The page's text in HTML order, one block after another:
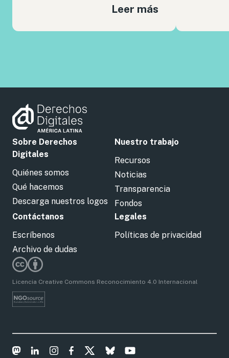
Leer más
Sobre Derechos
Digitales
Quiénes somos
Qué hacemos
Descarga nuestros logos
Nuestro trabajo
Recursos
Noticias
Transparencia
Fondos
Contáctanos
Escríbenos
Archivo de dudas
Legales
Políticas de privacidad
Licencia Creative Commons Reconocimiento 4.0 Internacional